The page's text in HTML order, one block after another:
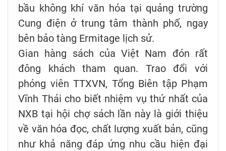
bầu không khí văn hóa tại quảng trường
Cung điện ở trung tâm thành phố, ngay
bên bảo tàng Ermitage lịch sử.
Gian hàng sách của Việt Nam đón rất
đông khách tham quan. Trao đổi với
phóng viên TTXVN, Tổng Biên tập Phạm
Vĩnh Thái cho biết nhiệm vụ thứ nhất của
NXB tại hội chợ sách lần này là giới thiệu
về văn hóa đọc, chất lượng xuất bản, cũng
như khả năng đáp ứng nhu cầu hiện đại